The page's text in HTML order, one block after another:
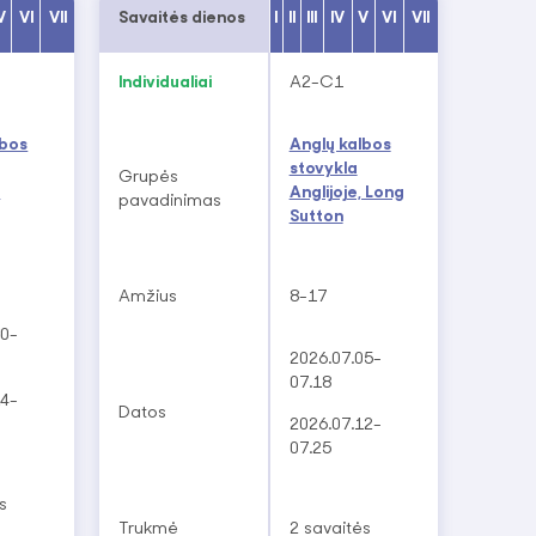
grupėmis. Individualūs dalyviai gauna visą reikalingą
stovyklas užsienyje. Mūsų ekspertai
organizavimo klausimais, užtikrina aukščiausios
VI VII Savaitės dienos I II III IV V VI VII
Individualiai A2-C1
Grupės
pavadinimas
Anglų kalbos
stovykla
Anglijoje, Long
Sutton
Amžius 8-17
Datos
2026.07.05-
07.18
2026.07.12-
07.25
Trukmė 2 savaitės